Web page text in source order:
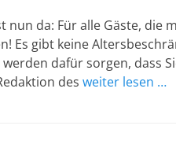
nun da: Für alle Gäste,
Es gibt keine
dafür sorgen, dass
des weiter lesen …